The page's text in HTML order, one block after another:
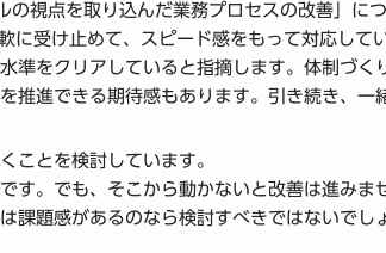
視点を取り込んだ業務プロセスの改善」
に受け止めて、スピード感をもって対応し
準をクリアしていると指摘します。体制づ
推進できる期待感もあります。引き続き、
ことを検討しています。
す。でも、そこから動かないと改善は進み
課題感があるのなら検討すべきではないでし